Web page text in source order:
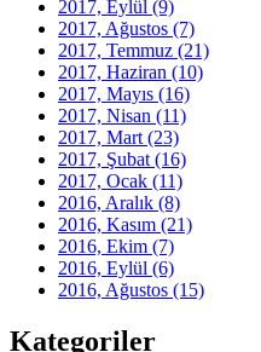
2017, Eylül (9)
2017, Ağustos (7)
2017, Temmuz (21)
2017, Haziran (10)
2017, Mayıs (16)
2017, Nisan (11)
2017, Mart (23)
2017, Şubat (16)
2017, Ocak (11)
2016, Aralık (8)
2016, Kasım (21)
2016, Ekim (7)
2016, Eylül (6)
2016, Ağustos (15)
Kategoriler